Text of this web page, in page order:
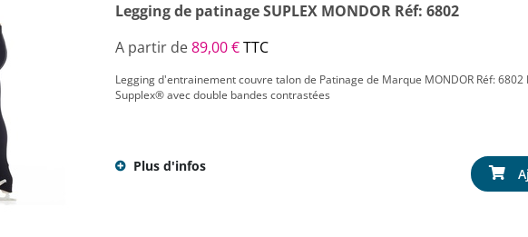
Legging de patinage SUPLEX MONDOR Réf: 6802
A partir de89,00 €TTC
Legging d'entrainement couvre talon de Patinage de Marque MONDOR Réf:
Supplex® avec double bandes contrastées
Plus d'infos